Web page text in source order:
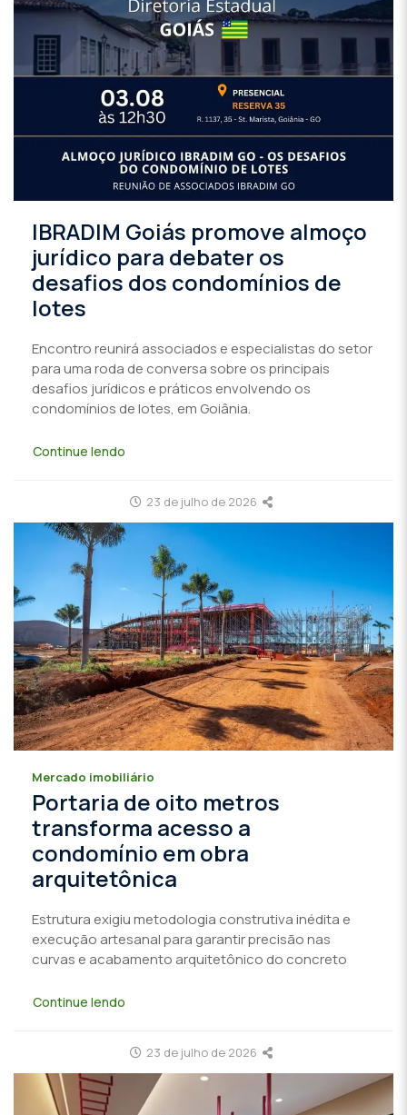
IBRADIM Goiás promove almoço
jurídico para debater os
desafios dos condomínios de
lotes
Encontro reunirá associados e especialistas do setor
para uma roda de conversa sobre os principais
desafios jurídicos e práticos envolvendo os
condomínios de lotes, em Goiânia.
Continue lendo
23 de julho de 2026
Mercado imobiliário
Portaria de oito metros
transforma acesso a
condomínio em obra
arquitetônica
Estrutura exigiu metodologia construtiva inédita e
execução artesanal para garantir precisão nas
curvas e acabamento arquitetônico do concreto
Continue lendo
23 de julho de 2026